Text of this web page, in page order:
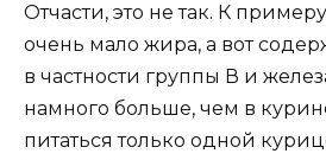
Отчасти, это не так. К
очень мало жира, а вот
в частности группы В и
намного больше, чем в
питаться только одной